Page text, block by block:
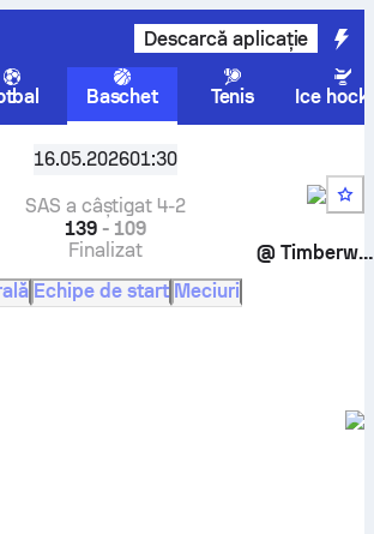
Descarcă aplicație
Baschet Tenis
Ice
conference semifinals
vs San Antonio Spurs scoruri
program, pronosticuri și statistici
16.05.202601:30
SAS a câștigat 4-2
139- 109
Finalizat
@ Timberwolves
Echipe de start Meciuri